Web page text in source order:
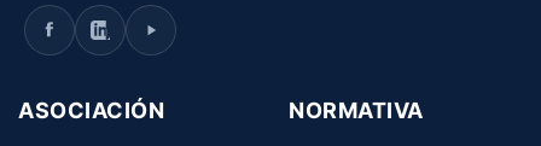
ASOCIACIÓN NORMATIVA